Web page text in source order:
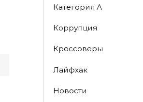
Категория А
Коррупция
Кроссоверы
Лайфхак
Новости